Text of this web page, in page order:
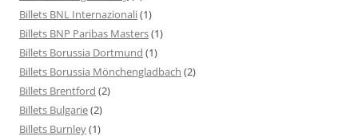
Billets BNL Internazionali(1)
Billets BNP Paribas Masters(1)
Billets Borussia Dortmund (1)
Billets Borussia Mönchengladbach (2)
Billets Brentford (2)
Billets Bulgarie(2)
Billets Burnley(1)